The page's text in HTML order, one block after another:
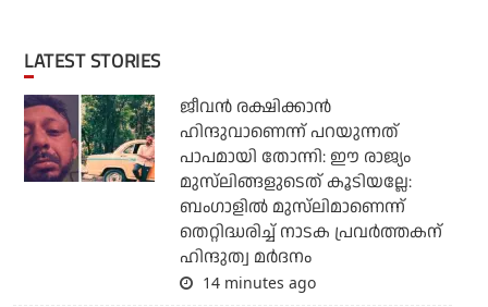
LATEST STORIES
ജീവന്‍ രക്ഷിക്കാന്‍
ഹിന്ദുവാണെന്ന് പറയുന്നത്
പാപമായി തോന്നി: ഈ രാജ്യം
മുസ്‌ലിങ്ങളുടെത് കൂടിയല്ലേ:
ബംഗാളില്‍ മുസ്‌ലിമാണെന്ന്
തെറ്റിദ്ധരിച്ച് നാടക പ്രവര്‍ത്തകന്
ഹിന്ദുത്വ മര്‍ദനം
14 minutes ago